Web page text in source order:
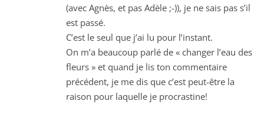
(avec Agnès, et pas Adèle ;-)), je ne sais pas s’il
est passé.
C’est le seul que j’ai lu pour l’instant.
On m’a beaucoup parlé de « changer l’eau des
fleurs » et quand je lis ton commentaire
précédent, je me dis que c’est peut-être la
raison pour laquelle je procrastine!